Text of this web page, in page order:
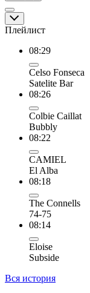
Плейлист
08:29
Celso Fonseca
Satelite Bar
08:26
Colbie Caillat
Bubbly
08:22
CAMIEL
El Alba
08:18
The Connells
74-75
08:14
Eloise
Subside
Вся история